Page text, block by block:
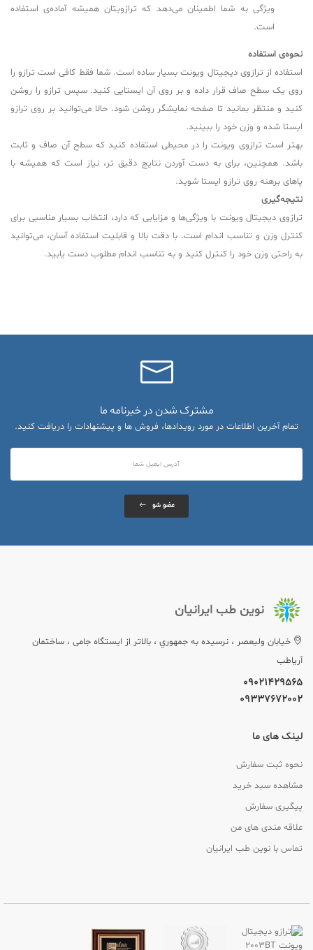
ویژگی به شما اطمینان می‌دهد که ترازویتان همیشه آماده‌ی استفاده
است.
نحوه‌ی استفاده
استفاده از ترازوی دیجیتال ویونت بسیار ساده است. شما فقط کافی است ترازو را
روی یک سطح صاف قرار داده و بر روی آن ایستایی کنید. سپس ترازو را روشن
کنید و منتظر بمانید تا صفحه نمایشگر روشن شود. حالا می‌توانید بر روی ترازو
ایستا شده و وزن خود را ببینید.
بهتر است ترازوی ویونت را در محیطی استفاده کنید که سطح آن صاف و ثابت
باشد. همچنین، برای به دست آوردن نتایج دقیق تر، نیاز است که همیشه با
پاهای برهنه روی ترازو ایستا شوید.
نتیجه‌گیری
ترازوی دیجیتال ویونت با ویژگی‌ها و مزایایی که دارد، انتخاب بسیار مناسبی برای
کنترل وزن و تناسب اندام است. با دقت بالا و قابلیت استفاده آسان، می‌توانید
به راحتی وزن خود را کنترل کنید و به تناسب اندام مطلوب دست یابید.
مشترک شدن در خبرنامه ما
تمام آخرین اطلاعات در مورد رویدادها، فروش ها و پیشنهادات را دریافت کنید.
عضو شو
نوین طب ایرانیان
خيابان وليعصر ، نرسيده به جمهوري ، بالاتر از ایستگاه جامی ، ساختمان
آریاطب
09021429565
09337672002
لینک های ما
نحوه ثبت سفارش
مشاهده سبد خرید
پیگیری سفارش
علاقه مندی های من
تماس با نوین طب ایرانیان